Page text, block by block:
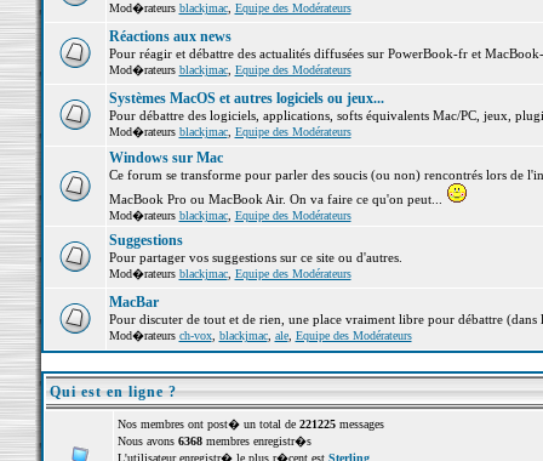
Mod�rateurs blackjmac, Equipe des Modérateurs
Réactions aux news
Pour réagir et débattre des actualités diffusées sur PowerBook-fr et
Mod�rateurs blackjmac, Equipe des Modérateurs
Systèmes MacOS et autres logiciels ou jeux...
Pour débattre des logiciels, applications, softs équivalents Mac/PC, jeux,
Mod�rateurs blackjmac, Equipe des Modérateurs
Windows sur Mac
Ce forum se transforme pour parler des soucis (ou non) rencontrés lors de
MacBook Pro ou MacBook Air. On va faire ce qu'on peut...
Mod�rateurs blackjmac, Equipe des Modérateurs
Suggestions
Pour partager vos suggestions sur ce site ou d'autres.
Mod�rateurs blackjmac, Equipe des Modérateurs
MacBar
Pour discuter de tout et de rien, une place vraiment libre pour débattre (dans
Mod�rateurs ch-vox, blackjmac, ale, Equipe des Modérateurs
Qui est en ligne ?
Nos membres ont post� un total de 221225messages
Nous avons 6368membres enregistr�s
L'utilisateur enregistr� le plus r�cent est Sterling